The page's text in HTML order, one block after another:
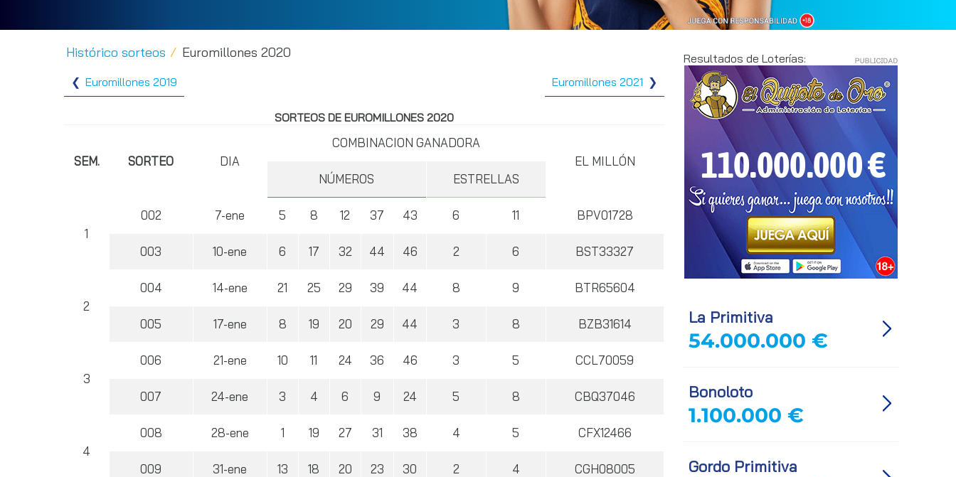
Histórico sorteos Euromillones 2020
Euromillones 2019 Euromillones 2021
SORTEOS DE EUROMILLONES 2020
SEM. SORTEO DIA
COMBINACION GANADORA
EL MILLÓN
NÚMEROS
ESTRELLAS
1
002 7-ene 5 8 12 37 43 6 11 BPV01728
003 10-ene 6 17 32 44 46 2 6 BST33327
2
004 14-ene 21 25 29 39 44 8 9 BTR65604
005 17-ene 8 19 20 29 44 3 8 BZB31614
3
006 21-ene 10 11 24 36 46 3 5 CCL70059
007 24-ene 3 4 6 9 24 5 8 CBQ37046
4
008 28-ene 1 19 27 31 38 4 5 CFX12466
009 31-ene 13 18 20 23 30 2 4 CGH08005
Resultados de Loterías:
La Primitiva
54.000.000 €
Bonoloto
1.100.000 €
Gordo Primitiva